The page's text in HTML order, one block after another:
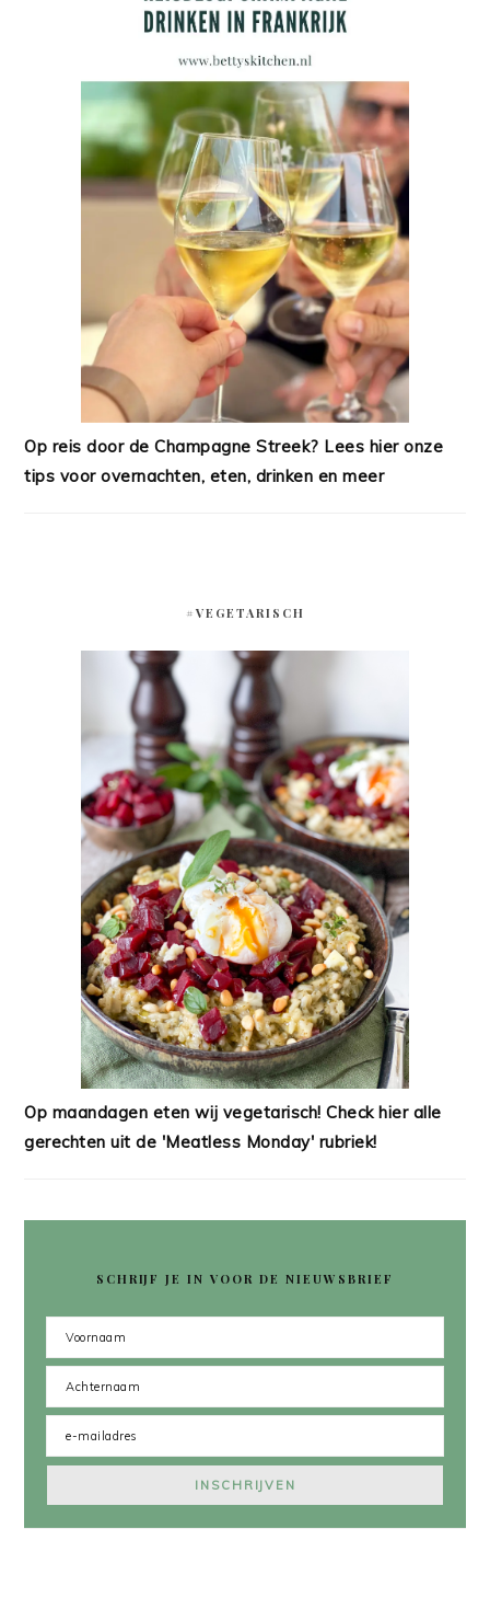
Op reis door de Champagne Streek? Lees hier onze
tips voor overnachten, eten, drinken en meer
#VEGETARISCH
Op maandagen eten wij vegetarisch! Check hier alle
gerechten uit de 'Meatless Monday' rubriek!
SCHRIJF JE IN VOOR DE NIEUWSBRIEF